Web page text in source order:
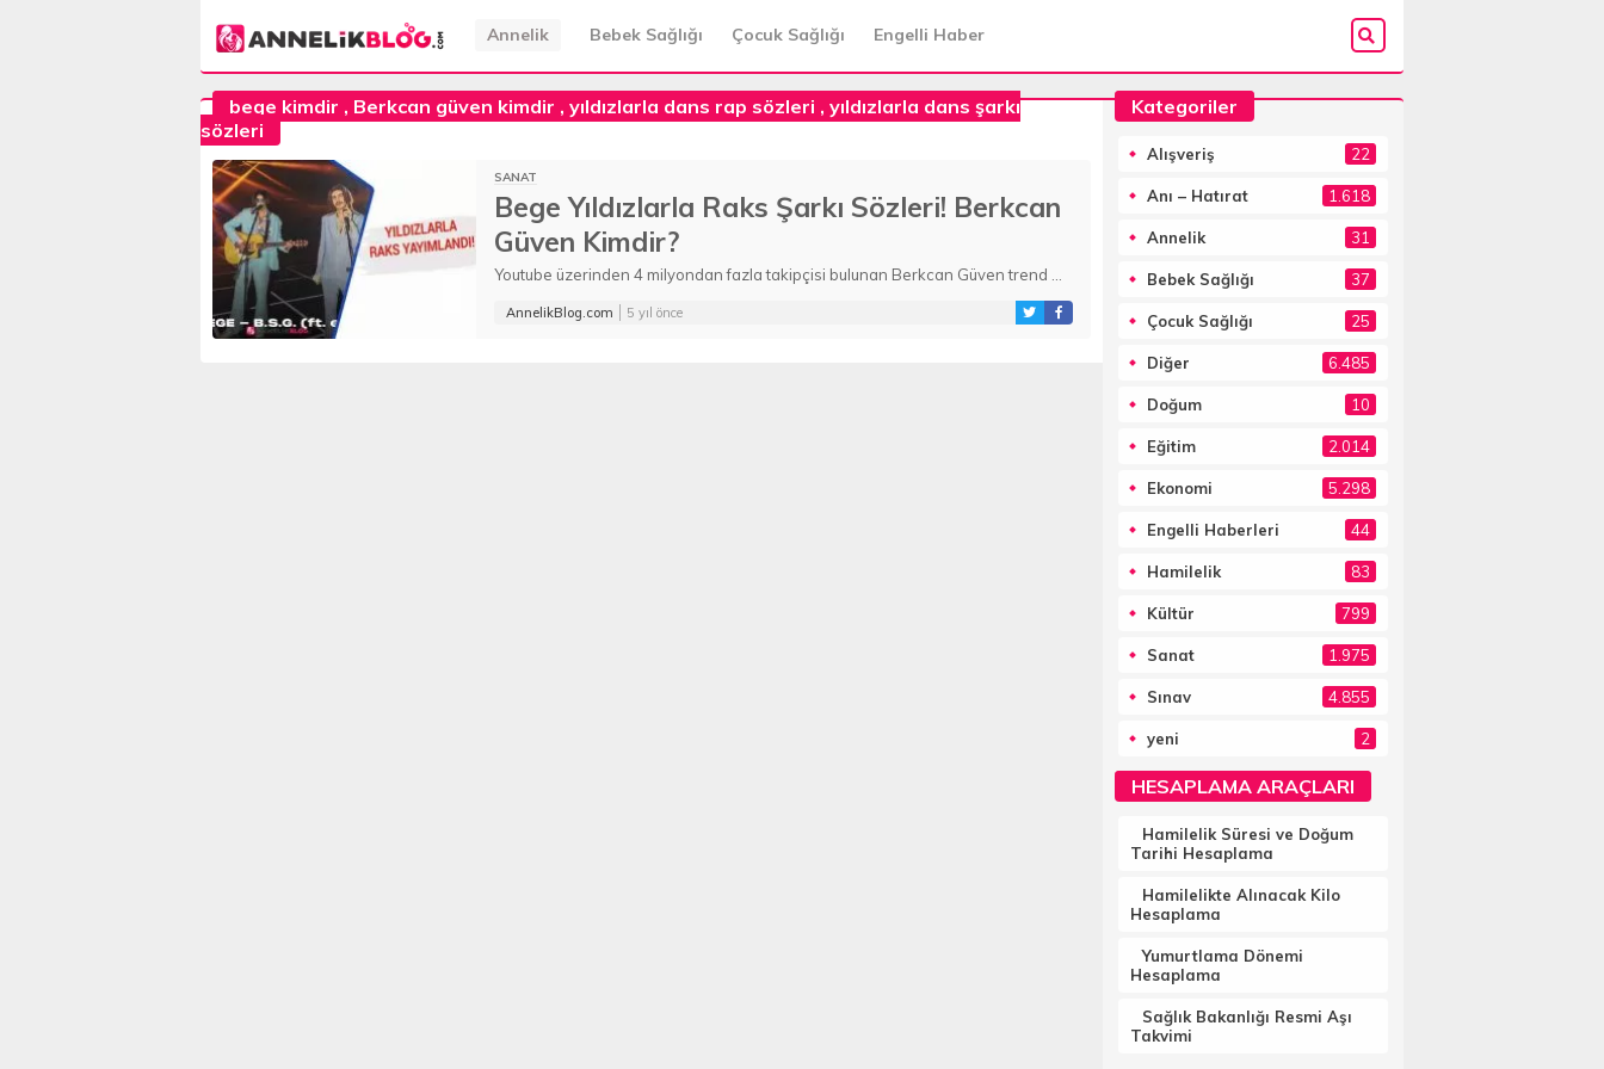
Annelik Bebek Sağlığı Çocuk Sağlığı Engelli Haber
bege kimdir , Berkcan güven kimdir , yıldızlarla dans rap sözleri , yıldızlarla dans şarkı
sözleri
SANAT
Bege Yıldızlarla Raks Şarkı Sözleri! Berkcan
Güven Kimdir?
Youtube üzerinden 4 milyondan fazla takipçisi bulunan Berkcan Güven trend ...
AnnelikBlog.com 5 yıl önce
Kategoriler
Alışveriş 22
Anı – Hatırat 1.618
Annelik 31
Bebek Sağlığı 37
Çocuk Sağlığı 25
Diğer 6.485
Doğum 10
Eğitim 2.014
Ekonomi 5.298
Engelli Haberleri 44
Hamilelik 83
Kültür 799
Sanat 1.975
Sınav 4.855
yeni 2
HESAPLAMA ARAÇLARI
Hamilelik Süresi ve Doğum
Tarihi Hesaplama
Hamilelikte Alınacak Kilo
Hesaplama
Yumurtlama Dönemi
Hesaplama
Sağlık Bakanlığı Resmi Aşı
Takvimi